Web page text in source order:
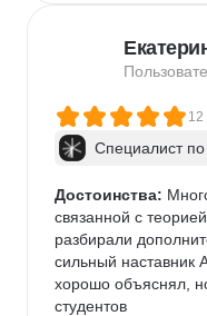
12
Специалист
Достоинства:
связанной с
разбирали
сильный наставник
хорошо объяснял,
студентов